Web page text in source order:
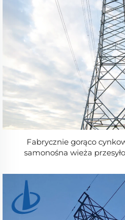
Fabrycznie gorąco
samonośna wieża